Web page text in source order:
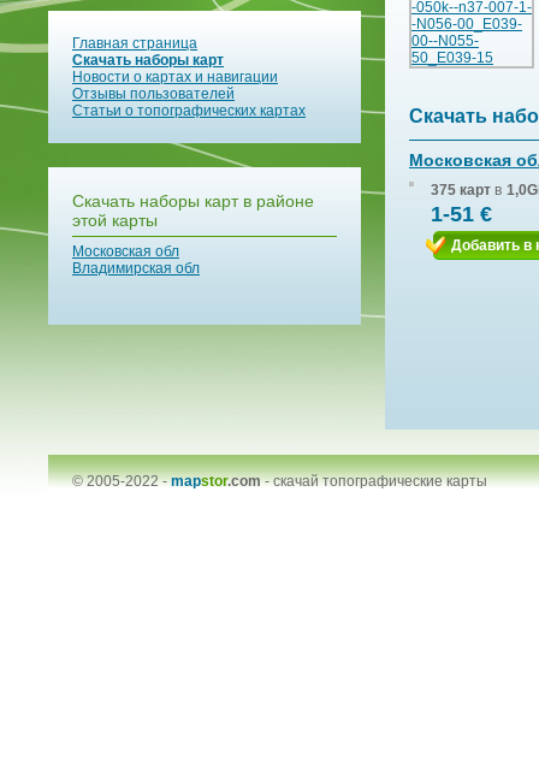
Главная страница
Скачать наборы карт
Новости о картах и навигации
Отзывы пользователей
Статьи о топографических картах
Скачать наборы карт в районе
этой карты
Московская обл
Владимирская обл
Скачать
Московская
375 карт в
1-51 €
Добавить в
© 2005-2022 -mapstor.com-скачай топографические карты